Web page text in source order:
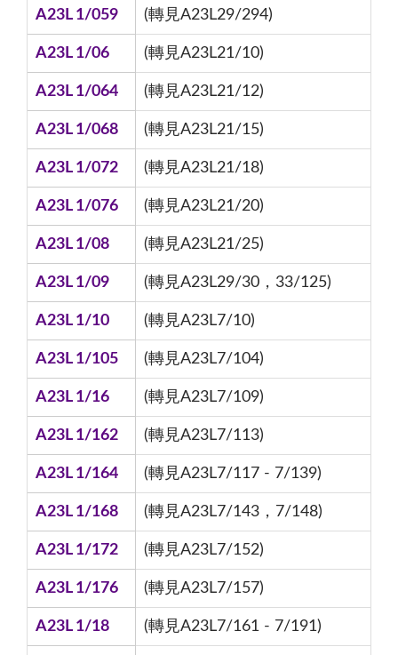
A23L 1/059 (轉見A23L29/294)
A23L 1/06 (轉見A23L21/10)
A23L 1/064 (轉見A23L21/12)
A23L 1/068 (轉見A23L21/15)
A23L 1/072 (轉見A23L21/18)
A23L 1/076 (轉見A23L21/20)
A23L 1/08 (轉見A23L21/25)
A23L 1/09 (轉見A23L29/30，33/125)
A23L 1/10 (轉見A23L7/10)
A23L 1/105 (轉見A23L7/104)
A23L 1/16 (轉見A23L7/109)
A23L 1/162 (轉見A23L7/113)
A23L 1/164 (轉見A23L7/117 - 7/139)
A23L 1/168 (轉見A23L7/143，7/148)
A23L 1/172 (轉見A23L7/152)
A23L 1/176 (轉見A23L7/157)
A23L 1/18 (轉見A23L7/161 - 7/191)